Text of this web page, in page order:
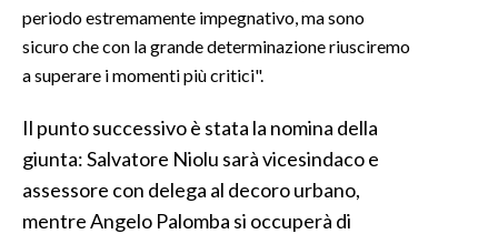
3 MINUTI CON
INFO AZIENDE
ABBONATI
ANNUNCI
periodo estremamente impegnativo, ma sono
sicuro che con la grande determinazione riusciremo
a superare i momenti più critici".
Il punto successivo è stata la nomina della
giunta: Salvatore Niolu sarà vicesindaco e
assessore con delega al decoro urbano,
mentre Angelo Palomba si occuperà di